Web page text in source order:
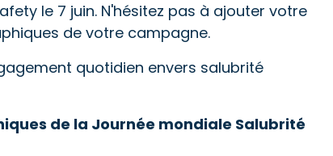
le 7 juin. N'hésitez pas à ajouter votre
de votre campagne.
quotidien envers salubrité
de la Journée mondiale Salubrité